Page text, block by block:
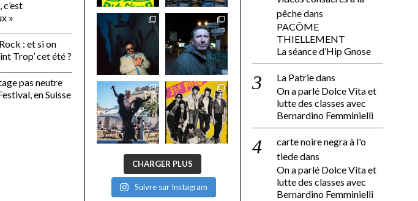
c’est
»
: et si on
Trop’ cet été ?
pas neutre
en Suisse
CHARGER PLUS
Suivre sur Instagram
pêchedans
PACÔME
THIELLEMENT
La séance d’Hip Gnose
La Patriedans
On a parlé Dolce Vita et
lutte des classes avec
Bernardino Femminielli
carte noire negra à l'o
tiededans
On a parlé Dolce Vita et
lutte des classes avec
Bernardino Femminielli